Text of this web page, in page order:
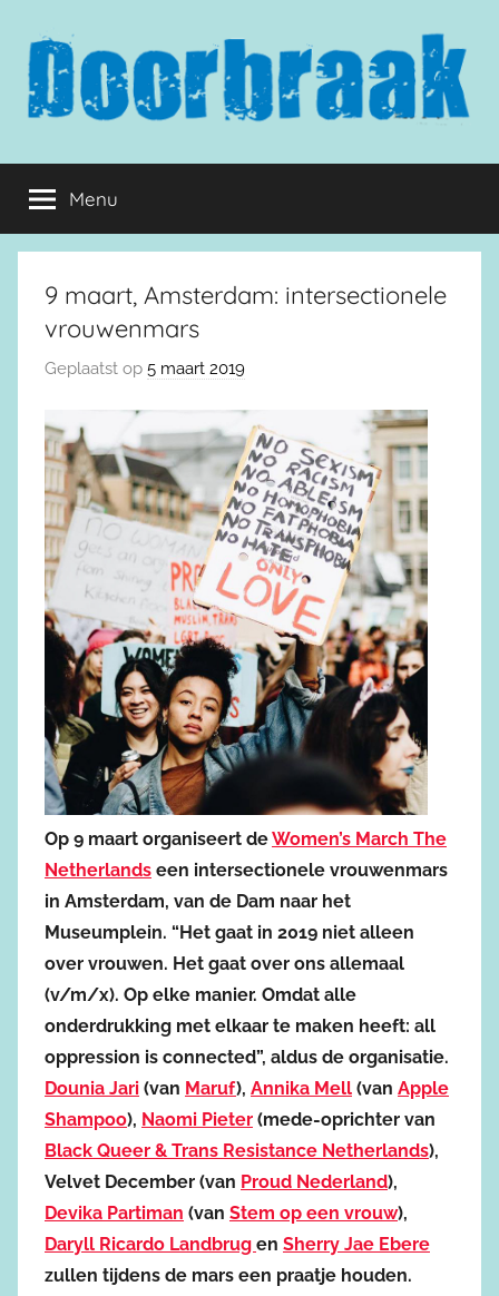
inhoud
springen
Doorbraak.eu
Menu
9 maart, Amsterdam: intersectionele
vrouwenmars
Geplaatst op 5 maart 2019
Op 9 maart organiseert deWomen’s March The
Netherlands een intersectionele vrouwenmars
in Amsterdam, van de Dam naar het
Museumplein. “Het gaat in 2019 niet alleen
over vrouwen. Het gaat over ons allemaal
(v/m/x). Op elke manier. Omdat alle
onderdrukking met elkaar te maken heeft: all
oppression is connected”, aldus de organisatie.
Dounia Jari (van Maruf), Annika Mell (van Apple
Shampoo), Naomi Pieter (mede-oprichter van
Black Queer & Trans Resistance Netherlands),
Velvet December (van Proud Nederland),
Devika Partiman (van Stem op een vrouw),
Daryll Ricardo Landbrug en Sherry Jae Ebere
zullen tijdens de mars een praatje houden.